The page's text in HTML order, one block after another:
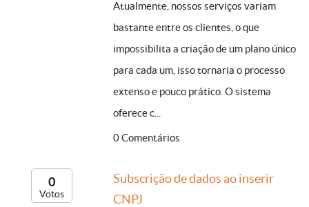
Atualmente, nossos serviços variam
bastante entre os clientes, o que
impossibilita a criação de um plano único
para cada um, isso tornaria o processo
extenso e pouco prático. O sistema
oferece c...
0 Comentários
0
Votos
Subscrição de dados ao inserir
CNPJ